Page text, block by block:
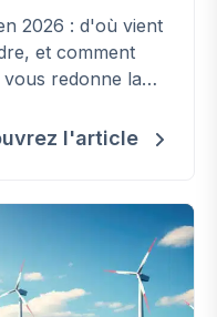
2026 : d'où vient
et comment
redonne la
l'article